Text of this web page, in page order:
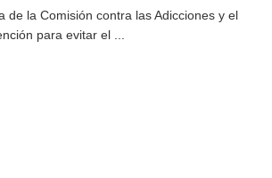
la Comisión contra las Adicciones y el
para evitar el ...